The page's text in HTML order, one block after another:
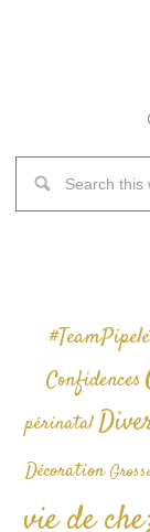
Confidences
périnatal
Décoration
vie de